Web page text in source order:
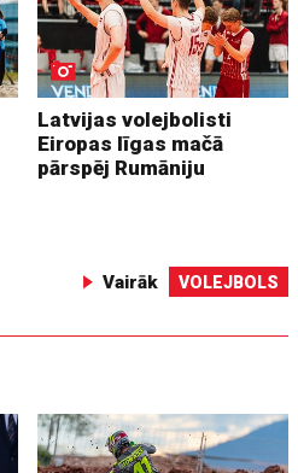
Latvijas volejbolisti
Eiropas līgas mačā
pārspēj Rumāniju
Vairāk VOLEJBOLS